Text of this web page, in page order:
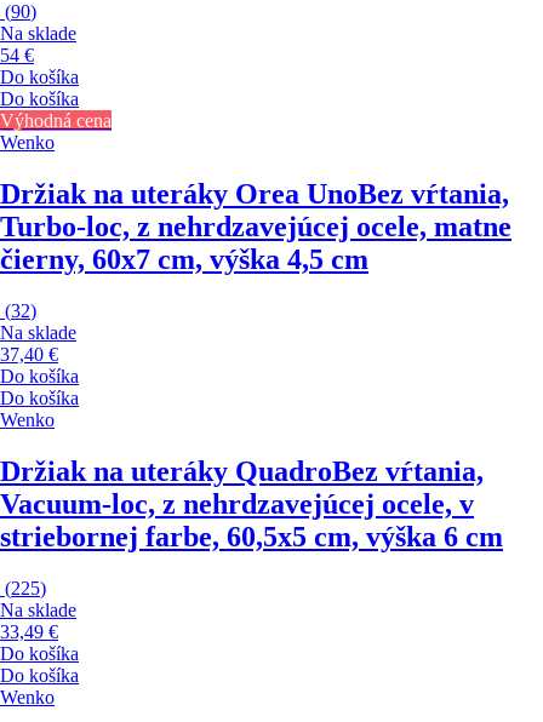
(90)
Na sklade
54 €
Do košíka
Do košíka
Výhodná cena
Wenko
Držiak na uteráky Orea UnoBez vŕtania,
Turbo-loc, z nehrdzavejúcej ocele, matne
čierny, 60x7 cm, výška 4,5 cm
(32)
Na sklade
37,40 €
Do košíka
Do košíka
Wenko
Držiak na uteráky QuadroBez vŕtania,
Vacuum-loc, z nehrdzavejúcej ocele, v
striebornej farbe, 60,5x5 cm, výška 6 cm
(225)
Na sklade
33,49 €
Do košíka
Do košíka
Wenko